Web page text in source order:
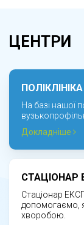
ЦЕНТРИ
На базі нашої
Докладніше
СТАЦІОНАР
Стаціонар
допомогаємо,
хворобою.